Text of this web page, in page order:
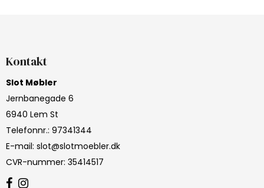
Kontakt
Slot Møbler
Jernbanegade 6
6940 Lem St
Telefonnr.: 97341344
E-mail: slot@slotmoebler.dk
CVR-nummer: 35414517